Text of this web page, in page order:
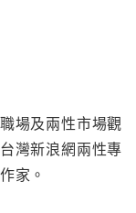
場及兩性市場觀
灣新浪網兩性專
家。